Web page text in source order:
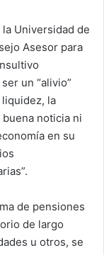
Universidad de
Asesor para
un “alivio”
la
noticia ni
en su
de pensiones
de largo
u otros, se